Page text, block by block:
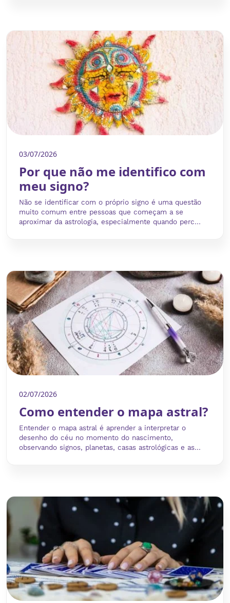
03/07/2026
Por que não me identifico com
meu signo?
Não se identificar com o próprio signo é uma questão
muito comum entre pessoas que começam a se
aproximar da astrologia, especialmente quando perc...
02/07/2026
Como entender o mapa astral?
Entender o mapa astral é aprender a interpretar o
desenho do céu no momento do nascimento,
observando signos, planetas, casas astrológicas e as...